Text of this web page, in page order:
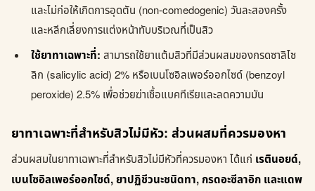
และไม่ก่อให้เกิดการอุดตัน (non-comedogenic) วันละสองครั้ง
และหลีกเลี่ยงการแต่งหน้าทับบริเวณที่เป็นสิว
ใช้ยาทาเฉพาะที่: สามารถใช้ยาแต้มสิวที่มีส่วนผสมของกรดซาลิไซ
ลิก (salicylic acid) 2% หรือเบนโซอิลเพอร์ออกไซด์ (benzoyl
peroxide) 2.5% เพื่อช่วยฆ่าเชื้อแบคทีเรียและลดความมัน
ยาทาเฉพาะที่สำหรับสิวไม่มีหัว: ส่วนผสมที่ควรมองหา
ส่วนผสมในยาทาเฉพาะที่สำหรับสิวไม่มีหัวที่ควรมองหา ได้แก่ เรตินอยด์,
เบนโซอิลเพอร์ออกไซด์, ยาปฏิชีวนะชนิดทา, กรดอะซีลาอิก และแดพ